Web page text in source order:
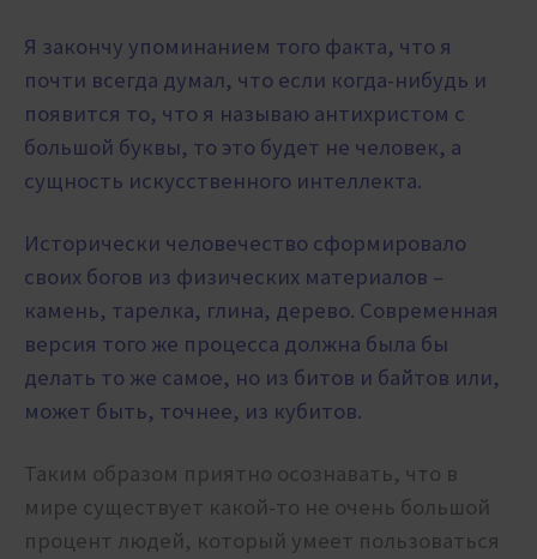
Я закончу упоминанием того факта, что я
почти всегда думал, что если когда-нибудь и
появится то, что я называю антихристом с
большой буквы, то это будет не человек, а
сущность искусственного интеллекта.
Исторически человечество сформировало
своих богов из физических материалов –
камень, тарелка, глина, дерево. Современная
версия того же процесса должна была бы
делать то же самое, но из битов и байтов или,
может быть, точнее, из кубитов.
Таким образом приятно осознавать, что в
мире существует какой-то не очень большой
процент людей, который умеет пользоваться